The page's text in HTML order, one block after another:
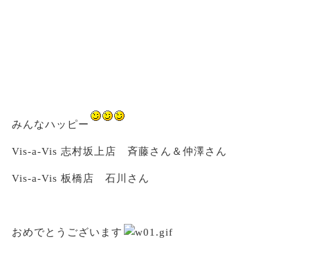
みんなハッピー
Vis-a-Vis 志村坂上店 斉藤さん＆仲澤さん
Vis-a-Vis 板橋店 石川さん
おめでとうございます